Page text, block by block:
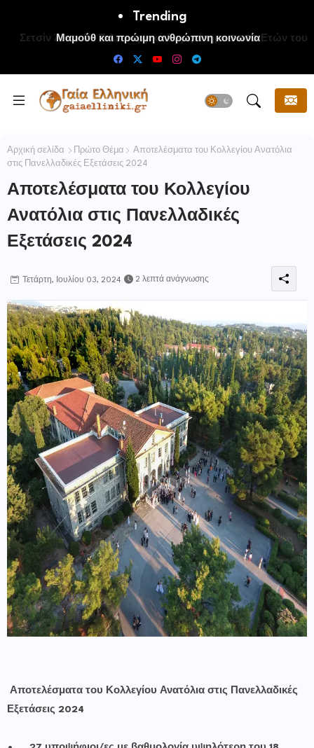
Trending
Μαμούθ και πρώιμη ανθρώπινη κοινωνία
Αρχική σελίδα Πρώτο Θέμα
Αποτελέσματα του Κολλεγίου Ανατόλια
στις Πανελλαδικές Εξετάσεις 2024
Αποτελέσματα του Κολλεγίου
Ανατόλια στις Πανελλαδικές
Εξετάσεις 2024
Τετάρτη, Ιουλίου 03, 2024 2 λεπτά ανάγνωσης
Αποτελέσματα του Κολλεγίου Ανατόλια στις Πανελλαδικές
Εξετάσεις 2024